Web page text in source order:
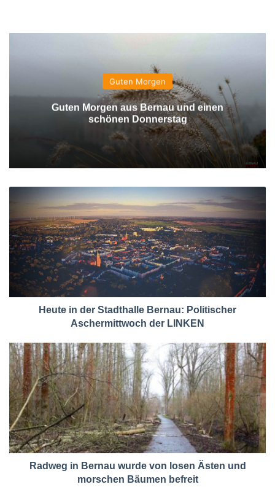
Guten Morgen
Guten Morgen aus Bernau und einen
schönen Donnerstag
Heute in der Stadthalle Bernau: Politischer
Aschermittwoch der LINKEN
Radweg in Bernau wurde von losen Ästen und
morschen Bäumen befreit